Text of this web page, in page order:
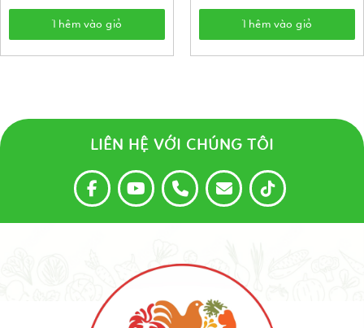
Thêm vào giỏ Thêm vào giỏ
LIÊN HỆ VỚI CHÚNG TÔI